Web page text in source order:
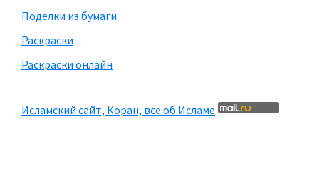
Поделки из бумаги
Раскраски
Раскраски онлайн
Исламский сайт, Коран, все об Исламе